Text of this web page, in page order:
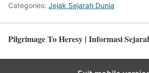
Categories: Jejak Sejarah Dunia
Pilgrimage To Heresy | Informasi